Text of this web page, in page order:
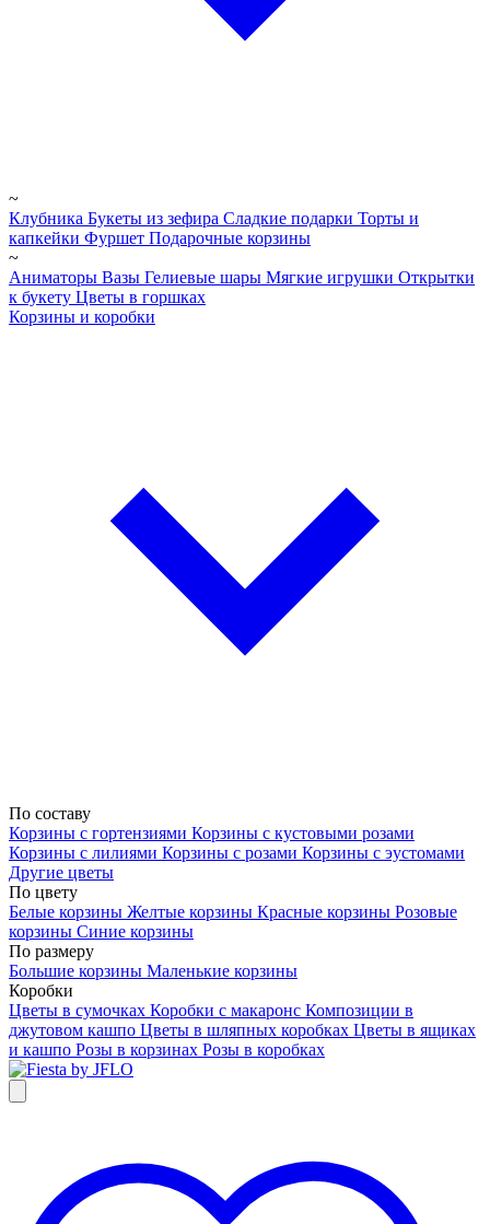
~
Клубника Букеты из зефира Сладкие подарки Торты и
капкейки Фуршет Подарочные корзины
~
Аниматоры Вазы Гелиевые шары Мягкие игрушки Открытки
к букету Цветы в горшках
Корзины и коробки
По составу
Корзины с гортензиями Корзины с кустовыми розами
Корзины с лилиями Корзины с розами Корзины с эустомами
Другие цветы
По цвету
Белые корзины Желтые корзины Красные корзины Розовые
корзины Синие корзины
По размеру
Большие корзины Маленькие корзины
Коробки
Цветы в сумочках Коробки с макаронс Композиции в
джутовом кашпо Цветы в шляпных коробках Цветы в ящиках
и кашпо Розы в корзинах Розы в коробках